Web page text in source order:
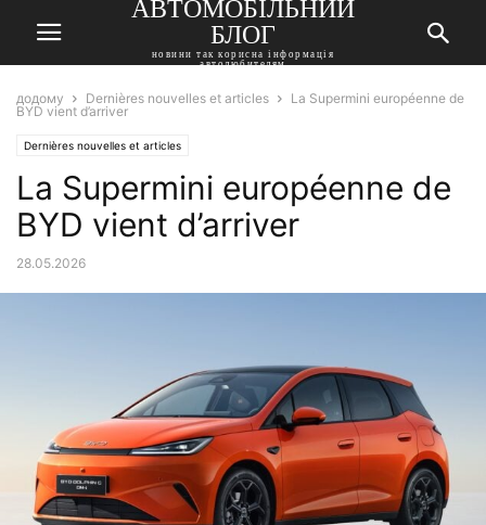
АВТОМОБІЛЬНИЙ
БЛОГ
новини так корисна інформація
автолюбителям
додому Dernières nouvelles et articles
La Supermini européenne de
BYD vient d’arriver
Dernières nouvelles et articles
La Supermini européenne de
BYD vient d’arriver
28.05.2026